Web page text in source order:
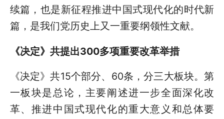
续篇，也是新征程推进中国式现代化的时代新
篇，是我们党历史上又一重要纲领性文献。
《决定》共提出300多项重要改革举措
《决定》共15个部分、60条，分三大板块。第
一板块是总论，主要阐述进一步全面深化改
革、推进中国式现代化的重大意义和总体要